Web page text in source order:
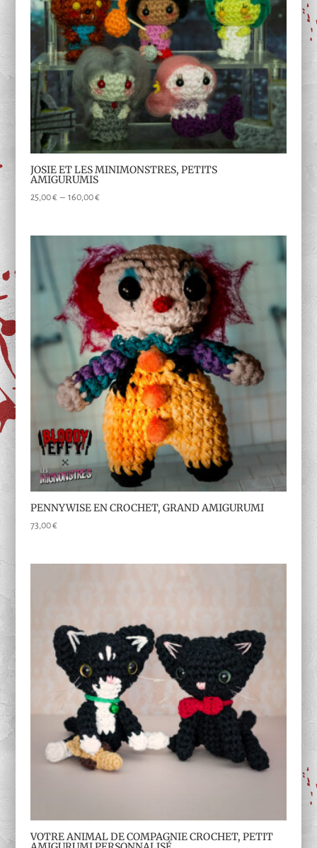
JOSIE ET LES MINIMONSTRES, PETITS
AMIGURUMIS
25,00€ – 160,00€Plage
25,00 €
à
160,00 €
PENNYWISE EN CROCHET, GRAND AMIGURUMI
73,00€
VOTRE ANIMAL DE COMPAGNIE CROCHET, PETIT